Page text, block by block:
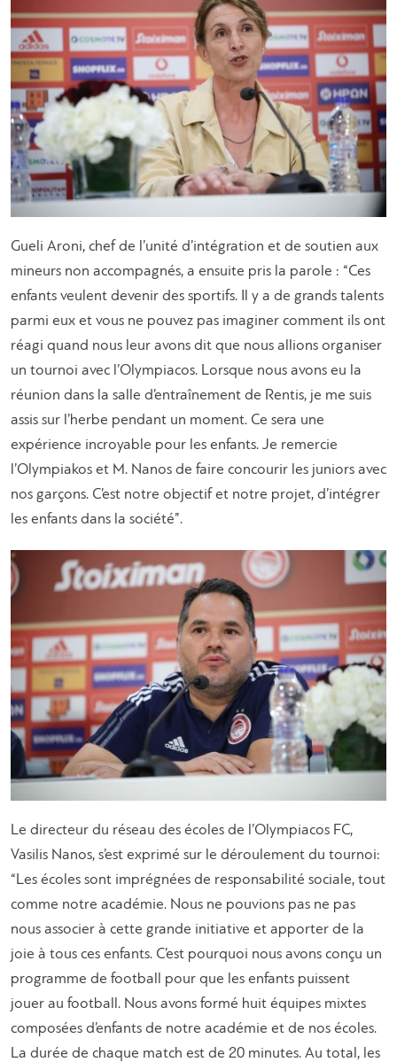
Gueli Aroni, chef de l’unité d’intégration et de soutien aux
mineurs non accompagnés, a ensuite pris la parole : “Ces
enfants veulent devenir des sportifs. Il y a de grands talents
parmi eux et vous ne pouvez pas imaginer comment ils ont
réagi quand nous leur avons dit que nous allions organiser
un tournoi avec l’Olympiacos. Lorsque nous avons eu la
réunion dans la salle d’entraînement de Rentis, je me suis
assis sur l’herbe pendant un moment. Ce sera une
expérience incroyable pour les enfants. Je remercie
l’Olympiakos et M. Nanos de faire concourir les juniors avec
nos garçons. C’est notre objectif et notre projet, d’intégrer
les enfants dans la société”.
Le directeur du réseau des écoles de l’Olympiacos FC,
Vasilis Nanos, s’est exprimé sur le déroulement du tournoi:
“Les écoles sont imprégnées de responsabilité sociale, tout
comme notre académie. Nous ne pouvions pas ne pas
nous associer à cette grande initiative et apporter de la
joie à tous ces enfants. C’est pourquoi nous avons conçu un
programme de football pour que les enfants puissent
jouer au football. Nous avons formé huit équipes mixtes
composées d’enfants de notre académie et de nos écoles.
La durée de chaque match est de 20 minutes. Au total, les